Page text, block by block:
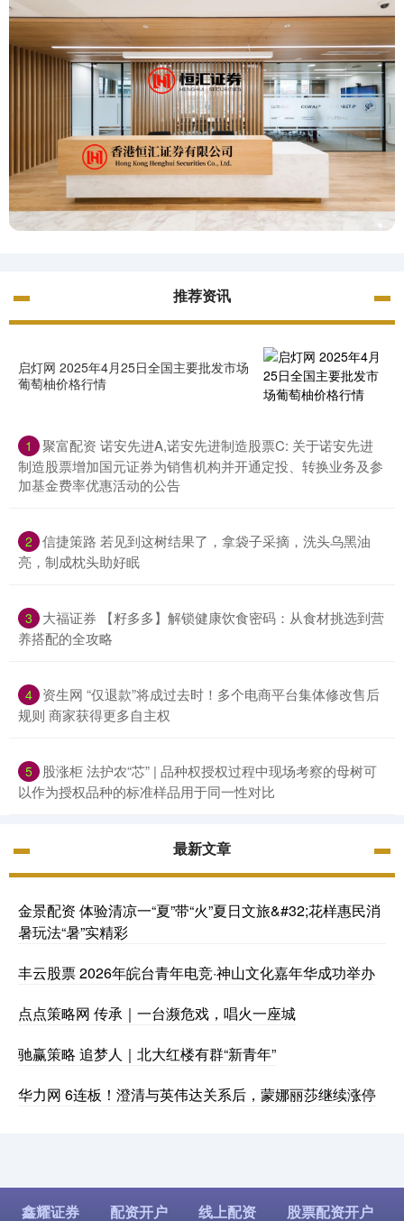
推荐资讯
启灯网 2025年4月25日全国主要批发市场
葡萄柚价格行情
1
聚富配资 诺安先进A,诺安先进制造股票C: 关于诺安先进
制造股票增加国元证券为销售机构并开通定投、转换业务及参
加基金费率优惠活动的公告
2 信捷策路 若见到这树结果了，拿袋子采摘，洗头乌黑油
亮，制成枕头助好眠
3
大福证券 【籽多多】解锁健康饮食密码：从食材挑选到营
养搭配的全攻略
4 资生网 “仅退款”将成过去时！多个电商平台集体修改售后
规则 商家获得更多自主权
5
股涨柜 法护农“芯” | 品种权授权过程中现场考察的母树可
以作为授权品种的标准样品用于同一性对比
最新文章
金景配资 体验清凉一“夏”带“火”夏日文旅&#32;花样惠民消
暑玩法“暑”实精彩
丰云股票 2026年皖台青年电竞·神山文化嘉年华成功举办
点点策略网 传承｜一台濒危戏，唱火一座城
驰赢策略 追梦人｜北大红楼有群“新青年”
华力网 6连板！澄清与英伟达关系后，蒙娜丽莎继续涨停
鑫耀证券 配资开户 线上配资 股票配资开户